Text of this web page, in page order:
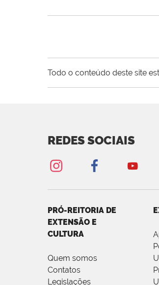
Todo o conteúdo deste site
REDES SOCIAIS
PRÓ-REITORIA DE
EXTENSÃO E
CULTURA
Quem somos
Contatos
Legislações